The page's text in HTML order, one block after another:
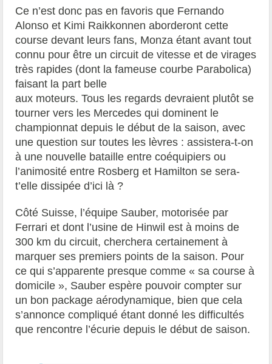
Ce n’est donc pas en favoris que Fernando
Alonso et Kimi Raikkonnen aborderont cette
course devant leurs fans, Monza étant avant tout
connu pour être un circuit de vitesse et de virages
très rapides (dont la fameuse courbe Parabolica)
faisant la part belle
aux moteurs. Tous les regards devraient plutôt se
tourner vers les Mercedes qui dominent le
championnat depuis le début de la saison, avec
une question sur toutes les lèvres : assistera-t-on
à une nouvelle bataille entre coéquipiers ou
l’animosité entre Rosberg et Hamilton se sera-
t’elle dissipée d’ici là ?
Côté Suisse, l’équipe Sauber, motorisée par
Ferrari et dont l’usine de Hinwil est à moins de
300 km du circuit, cherchera certainement à
marquer ses premiers points de la saison. Pour
ce qui s’apparente presque comme « sa course à
domicile », Sauber espère pouvoir compter sur
un bon package aérodynamique, bien que cela
s’annonce compliqué étant donné les difficultés
que rencontre l’écurie depuis le début de saison.